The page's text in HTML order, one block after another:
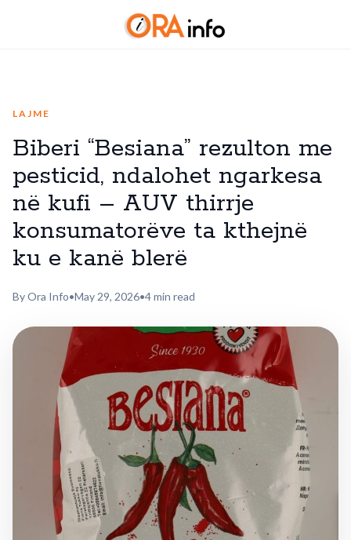
LAJME
Biberi “Besiana” rezulton me
pesticid, ndalohet ngarkesa
në kufi – AUV thirrje
konsumatorëve ta kthejnë
ku e kanë blerë
By Ora Info•May 29, 2026•4 min read